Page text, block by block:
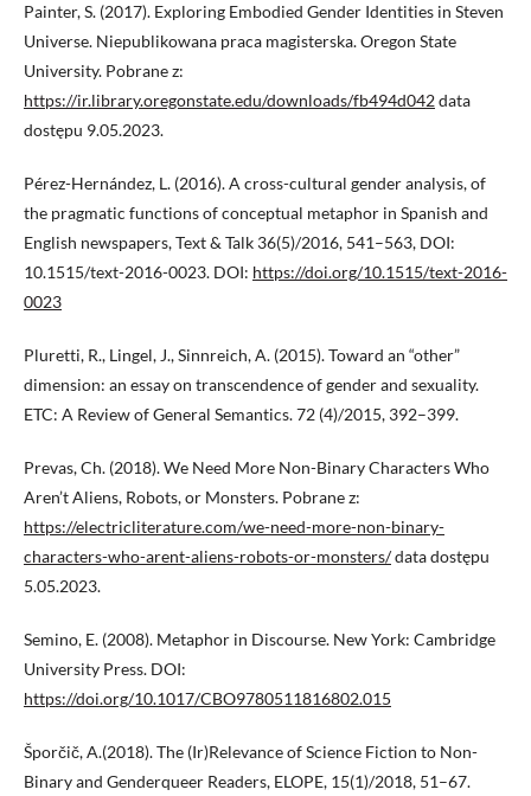
Painter, S. (2017). Exploring Embodied Gender Identities in Steven
Universe. Niepublikowana praca magisterska. Oregon State
University. Pobrane z:
https://ir.library.oregonstate.edu/downloads/fb494d042data
dostępu 9.05.2023.
Pérez-Hernández, L. (2016). A cross-cultural gender analysis, of
the pragmatic functions of conceptual metaphor in Spanish and
English newspapers, Text & Talk 36(5)/2016, 541–563, DOI:
10.1515/text-2016-0023. DOI: https://doi.org/10.1515/text-2016-
0023
Pluretti, R., Lingel, J., Sinnreich, A. (2015). Toward an “other”
dimension: an essay on transcendence of gender and sexuality.
ETC: A Review of General Semantics. 72 (4)/2015, 392–399.
Prevas, Ch. (2018). We Need More Non-Binary Characters Who
Aren’t Aliens, Robots, or Monsters. Pobrane z:
https://electricliterature.com/we-need-more-non-binary-
characters-who-arent-aliens-robots-or-monsters/data dostępu
5.05.2023.
Semino, E. (2008). Metaphor in Discourse. New York: Cambridge
University Press. DOI:
https://doi.org/10.1017/CBO9780511816802.015
Šporčič, A.(2018). The (Ir)Relevance of Science Fiction to Non-
Binary and Genderqueer Readers, ELOPE, 15(1)/2018, 51–67.